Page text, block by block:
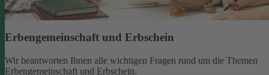
Erbengemeinschaft und Erbschein
Wir beantworten Ihnen alle wichtigen Fragen rund um die Themen
Erbengemeinschaft und Erbschein.